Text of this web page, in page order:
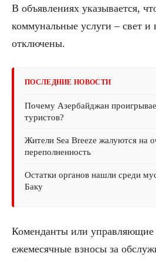
В объявлениях указывается,
коммунальные услуги – свет и
отключены.
ПОСЛЕДНИЕ НОВОСТИ
Почему Азербайджан
туристов?
Жители Sea Breeze жалуются на
переполненность
Остатки органов нашли среди
Баку
Коменданты или
ежемесячные взносы за